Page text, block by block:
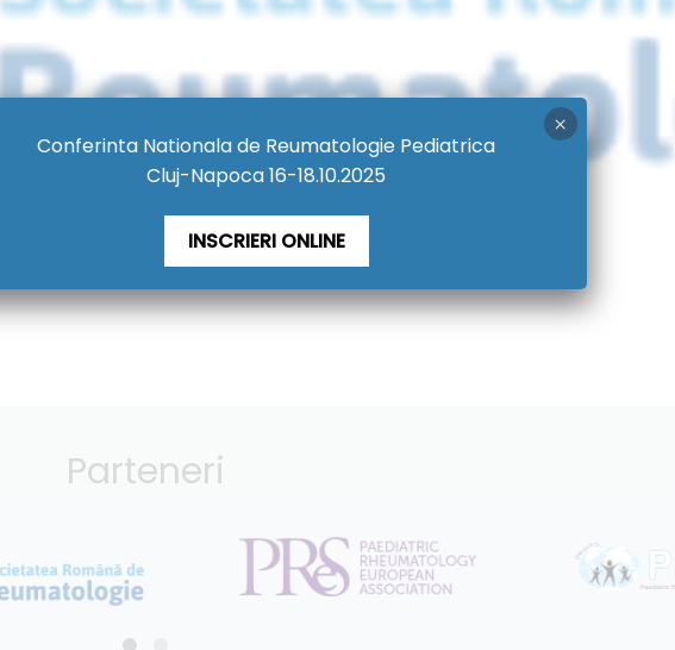
Parteneri
Conferinta Nationala de Reumatologie Pediatrica
Cluj-Napoca 16-18.10.2025
INSCRIERI ONLINE
×